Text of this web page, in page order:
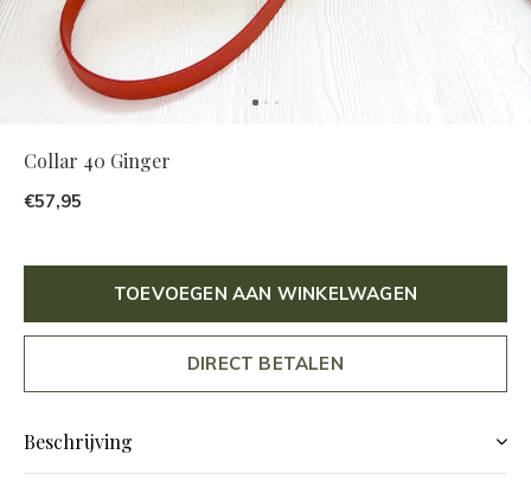
Collar 40 Ginger
€57,95
TOEVOEGEN AAN WINKELWAGEN
DIRECT BETALEN
Beschrijving